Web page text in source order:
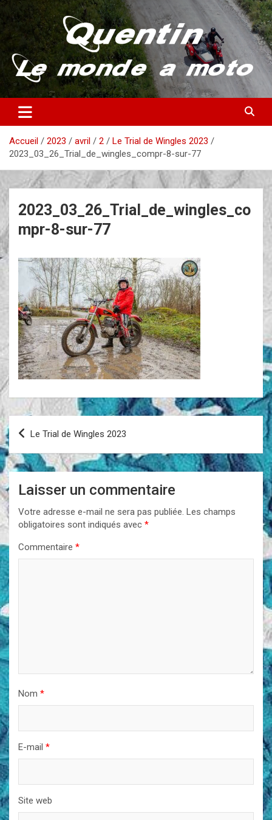
Aller
au
contenu
Quentin – Le monde à moto
Partez à la découverte du monde en vieille bécane
Accueil 2023 avril 2
Le Trial de Wingles 2023
2023_03_26_Trial_de_wingles_compr-8-sur-77
2023_03_26_Trial_de_wingles_co
mpr-8-sur-77
Navigation
de
l’article
Le Trial de Wingles 2023
Laisser un commentaire
Votre adresse e-mail ne sera pas publiée. Les champs
obligatoires sont indiqués avec *
Commentaire *
Nom *
E-mail *
Site web